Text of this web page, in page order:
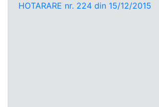
HOTARARE nr. 224 din 15/12/2015